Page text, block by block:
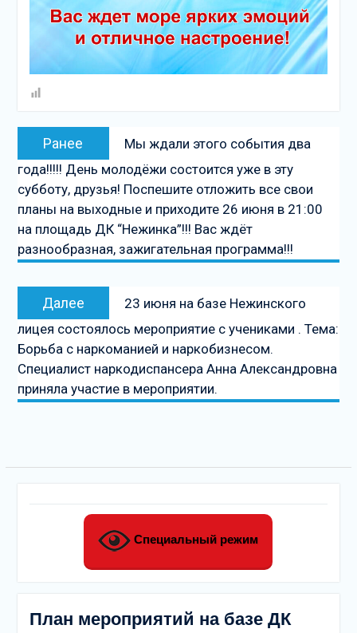
Навигация
записям
Ранее
запись:
Мы ждали этого события два
года!!!!! День молодёжи состоится уже в эту
субботу, друзья! Поспешите отложить все свои
планы на выходные и приходите 26 июня в 21:00
на площадь ДК “Нежинка”!!! Вас ждёт
разнообразная, зажигательная программа!!!
Далее
запись
23 июня на базе Нежинского
лицея состоялось мероприятие с учениками . Тема:
Борьба с наркоманией и наркобизнесом.
Специалист наркодиспансера Анна Александровна
приняла участие в мероприятии.
Специальный режим
План мероприятий на базе ДК